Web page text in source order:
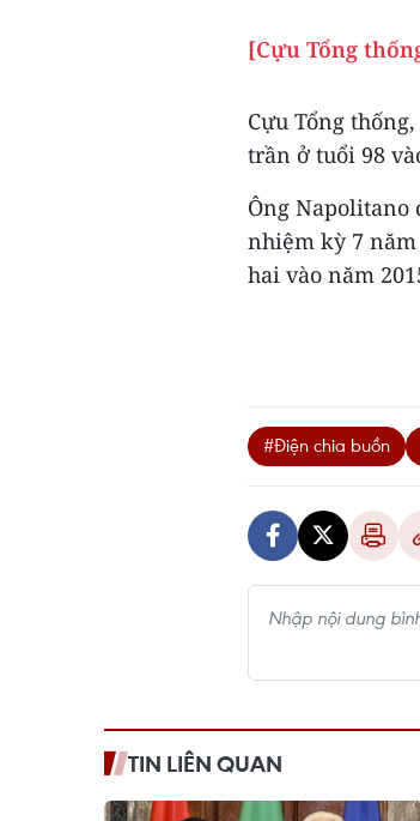
[Cựu Tổng
Cựu Tổng
trần ở tuổi 98
Ông Napolitano
nhiệm kỳ 7
hai vào năm
#Điện chia buồn
TIN LIÊN QUAN